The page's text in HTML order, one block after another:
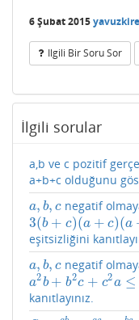
6 Şubat 2015
Ilgili Bir Soru Sor
İlgili sorular
a,b ve c pozitif
a+b+c olduğunu
a, b, c
a,b,c negatif
3(b + c)(a + c)(a
3(b+c) a+c)(a+b)≤8(a
eşitsizliğini
a, b, c
a,b,c negatif
a2b + b2c + c2a ≤
a2b+b 2c+c 2a ≤a3+ b3
kanıtlayınız.